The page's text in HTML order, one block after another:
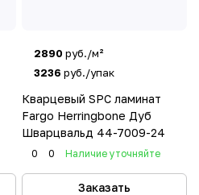
2890 руб./м²
3236 руб./упак
Кварцевый SPC ламинат
Fargo Herringbone Дуб
Шварцвальд 44-7009-24
0 0 Наличие уточняйте
Заказать